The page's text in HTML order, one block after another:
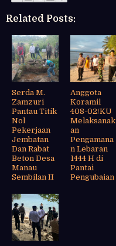
Related Posts:
Serda M.
Zamzuri
Pantau Titik
Nol
Pekerjaan
Jembatan
Dan Rabat
Beton Desa
Manau
Sembilan II
Anggota
Koramil
408-02/KU
Melaksanak
an
Pengamana
n Lebaran
1444 H di
Pantai
Pengubaian